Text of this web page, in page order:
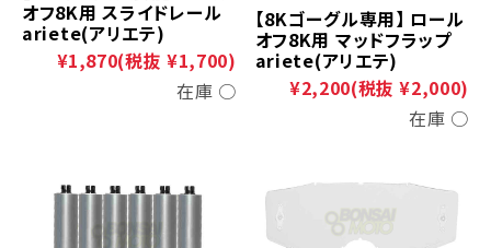
オフ8K用 スライドレール
ariete(アリエテ)
¥1,870(税抜 ¥1,700)
在庫 ○
【8Kゴーグル専用】 ロール
オフ8K用 マッドフラップ
ariete(アリエテ)
¥2,200(税抜 ¥2,000)
在庫 ○